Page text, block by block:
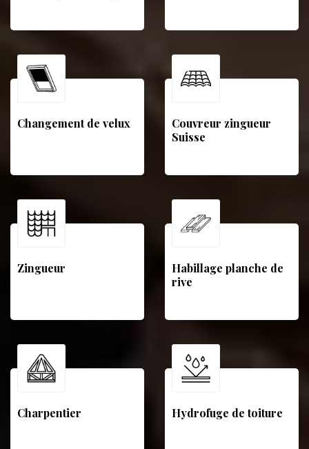
Changement de velux
Couvreur zingueur
Suisse
Zingueur
Habillage planche de
rive
Charpentier Hydrofuge de toiture